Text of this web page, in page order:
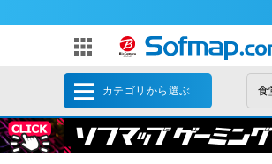
カテゴリから選ぶ